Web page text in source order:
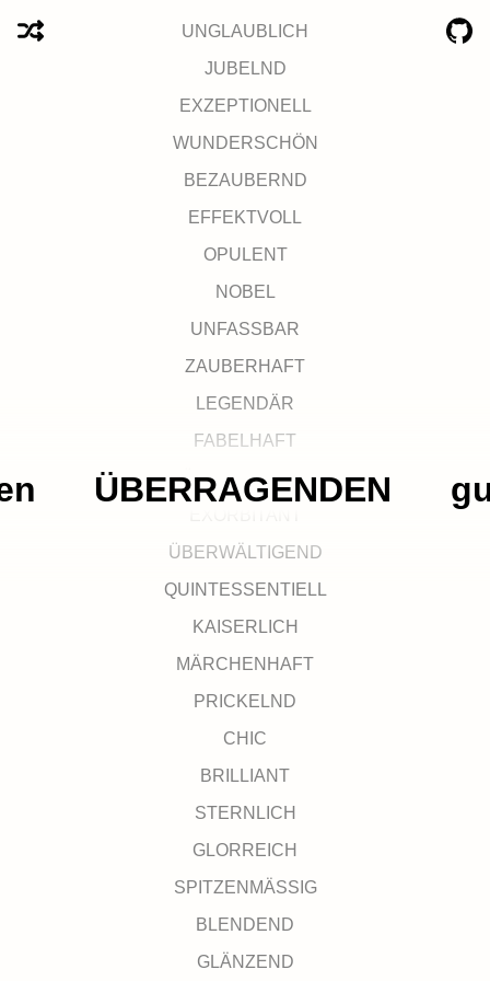
ÜBERRAGENDEN
UNGLAUBLICH
JUBELND
EXZEPTIONELL
WUNDERSCHÖN
BEZAUBERND
EFFEKTVOLL
OPULENT
NOBEL
UNFASSBAR
ZAUBERHAFT
LEGENDÄR
FABELHAFT
ÜBERRAGEND
ÜBERWÄLTIGEND
QUINTESSENTIELL
KAISERLICH
MÄRCHENHAFT
PRICKELND
CHIC
BRILLIANT
STERNLICH
GLORREICH
SPITZENMÄSSIG
BLENDEND
GLÄNZEND